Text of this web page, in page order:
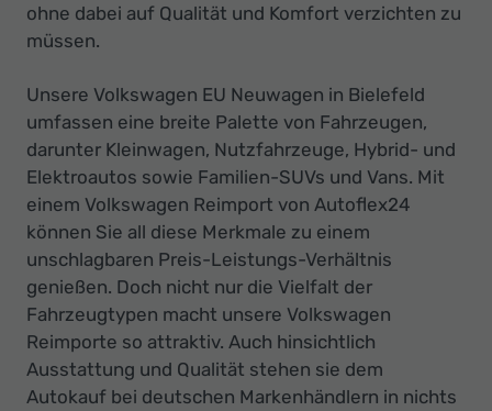
ohne dabei auf Qualität und Komfort verzichten zu
müssen.
Unsere Volkswagen EU Neuwagen in Bielefeld
umfassen eine breite Palette von Fahrzeugen,
darunter Kleinwagen, Nutzfahrzeuge, Hybrid- und
Elektroautos sowie Familien-SUVs und Vans. Mit
einem Volkswagen Reimport von Autoflex24
können Sie all diese Merkmale zu einem
unschlagbaren Preis-Leistungs-Verhältnis
genießen. Doch nicht nur die Vielfalt der
Fahrzeugtypen macht unsere Volkswagen
Reimporte so attraktiv. Auch hinsichtlich
Ausstattung und Qualität stehen sie dem
Autokauf bei deutschen Markenhändlern in nichts